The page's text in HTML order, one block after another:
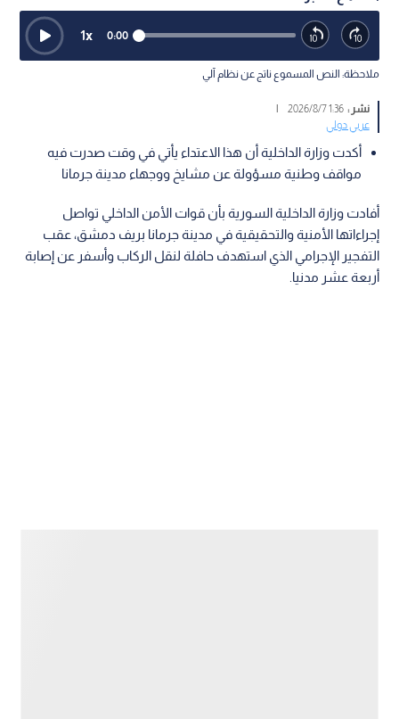
0:00
1x
ملاحظة: النص المسموع ناتج عن نظام آلي
نشر :1:36 2026/8/7
|
عربي دولي
أكدت وزارة الداخلية أن هذا الاعتداء يأتي في وقت صدرت فيه
مواقف وطنية مسؤولة عن مشايخ ووجهاء مدينة جرمانا
أفادت وزارة الداخلية السورية بأن قوات الأمن الداخلي تواصل
إجراءاتها الأمنية والتحقيقية في مدينة جرمانا بريف دمشق، عقب
التفجير الإجرامي الذي استهدف حافلة لنقل الركاب وأسفر عن إصابة
أربعة عشر مدنيا.